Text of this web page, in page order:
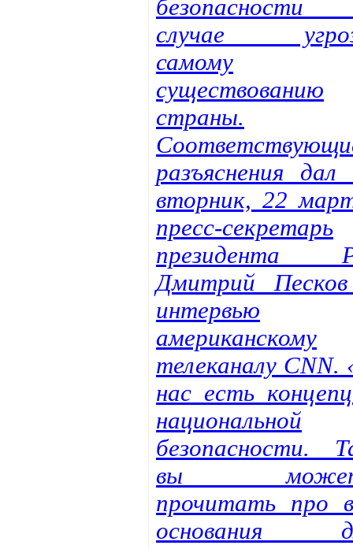
случае
самому
существованию
страны.
разъяснения дал
вторник, 22
пресс-секретарь
президента
Дмитрий
интервью
американскому
телеканалу CNN.
нас есть
национальной
безопасности.
вы
прочитать про
основания